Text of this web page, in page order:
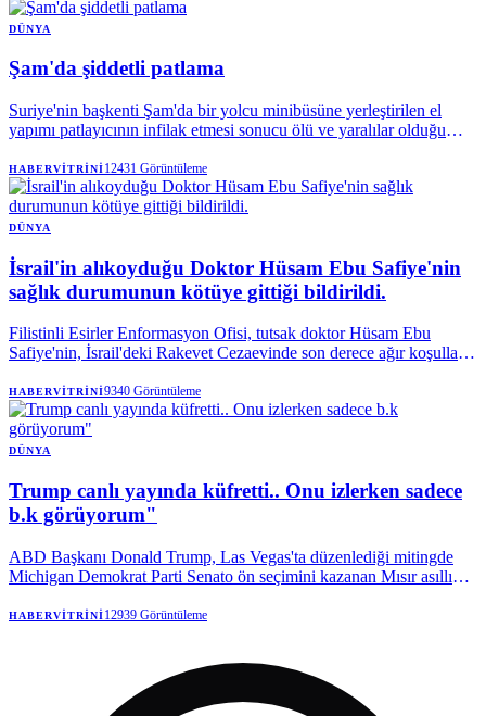
DÜNYA
Şam'da şiddetli patlama
Suriye'nin başkenti Şam'da bir yolcu minibüsüne yerleştirilen el
yapımı patlayıcının infilak etmesi sonucu ölü ve yaralılar olduğu
HABERVITRINI12431 Görüntüleme
DÜNYA
İsrail'in alıkoyduğu Doktor Hüsam Ebu Safiye'nin
sağlık durumunun kötüye gittiği bildirildi.
Filistinli Esirler Enformasyon Ofisi, tutsak doktor Hüsam Ebu
Safiye'nin, İsrail'deki Rakevet Cezaevinde son derece ağır koşullarla
HABERVITRINI9340 Görüntüleme
DÜNYA
Trump canlı yayında küfretti.. Onu izlerken sadece
b.k görüyorum"
ABD Başkanı Donald Trump, Las Vegas'ta düzenlediği mitingde
Michigan Demokrat Parti Senato ön seçimini kazanan Mısır asıllı
HABERVITRINI12939 Görüntüleme